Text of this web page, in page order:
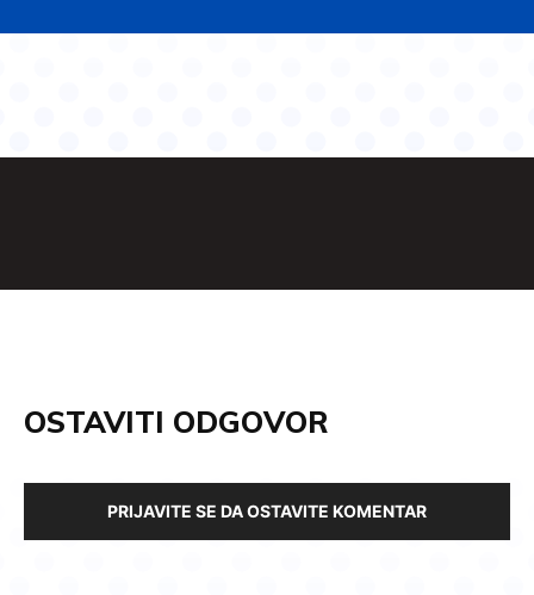
OSTAVITI ODGOVOR
PRIJAVITE SE DA OSTAVITE KOMENTAR